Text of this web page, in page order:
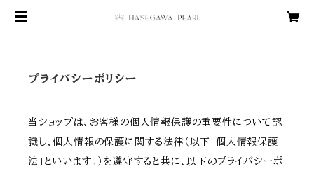
プライバシーポリシー
当ショップは、お客様の個人情報保護の重要性について認
識し、個人情報の保護に関する法律（以下「個人情報保護
法」といいます。）を遵守すると共に、以下のプライバシーポ